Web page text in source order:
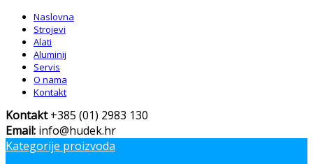
Naslovna
Strojevi
Alati
Aluminij
Servis
O nama
Kontakt
Kontakt+385 (01) 2983 130
Email: info@hudek.hr
Kategorije proizvoda